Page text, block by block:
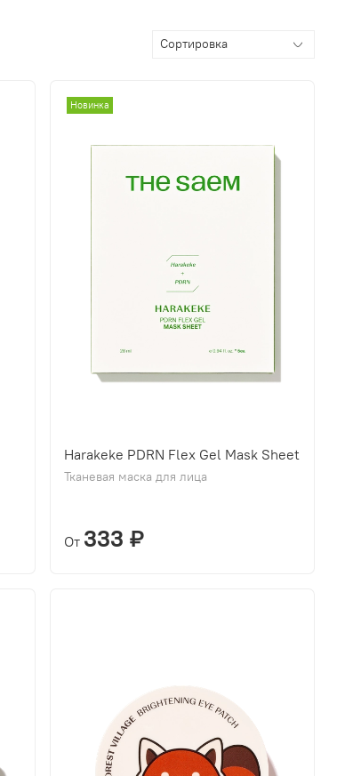
Новинка
Harakeke PDRN Flex Gel Mask Sheet
Тканевая маска для лица
От 333 ₽